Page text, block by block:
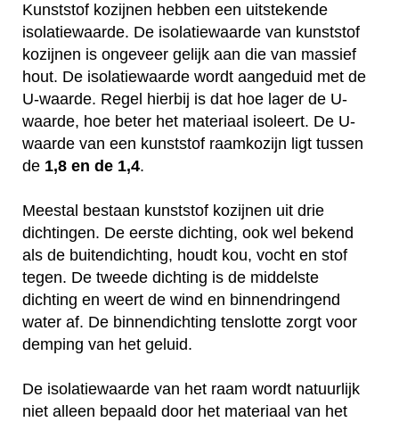
Kunststof kozijnen hebben een uitstekende
isolatiewaarde. De isolatiewaarde van kunststof
kozijnen is ongeveer gelijk aan die van massief
hout. De isolatiewaarde wordt aangeduid met de
U-waarde. Regel hierbij is dat hoe lager de U-
waarde, hoe beter het materiaal isoleert. De U-
waarde van een kunststof raamkozijn ligt tussen
de 1,8 en de 1,4.
Meestal bestaan kunststof kozijnen uit drie
dichtingen. De eerste dichting, ook wel bekend
als de buitendichting, houdt kou, vocht en stof
tegen. De tweede dichting is de middelste
dichting en weert de wind en binnendringend
water af. De binnendichting tenslotte zorgt voor
demping van het geluid.
De isolatiewaarde van het raam wordt natuurlijk
niet alleen bepaald door het materiaal van het